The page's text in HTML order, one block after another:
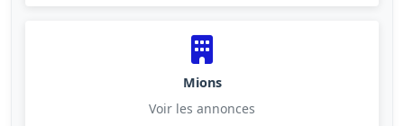
Mions
Voir les annonces